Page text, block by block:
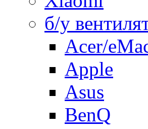
б/у
Acer/
Apple
Asus
BenQ